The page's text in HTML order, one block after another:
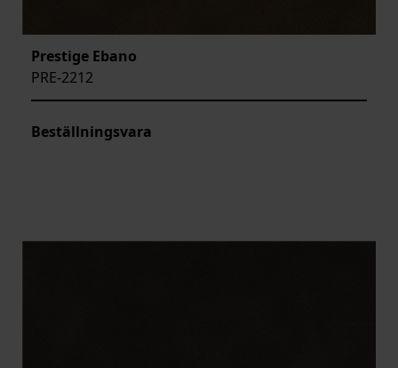
Prestige Ebano
PRE-2212
Beställningsvara